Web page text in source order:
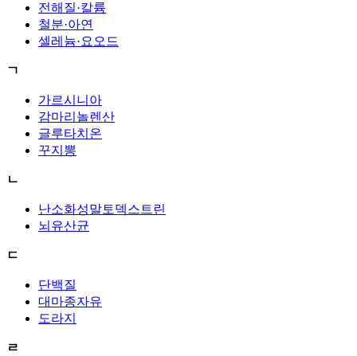
전해질·칼륨
철분·아연
셀레늄·요오드
ㄱ
가르시니아
감마리놀렌산
글루타치온
꾸지뽕
ㄴ
난소화성말토덱스트린
뇌유산균
ㄷ
단백질
대마종자유
도라지
ㄹ